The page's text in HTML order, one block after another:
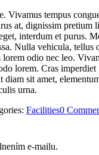
Vivamus tempus
at, dignissim pretium
interdum et purus.
Nulla vehicula, tellus
lorem odio nec leo.
lorem. Cras imperdiet
diam sit amet,
urna.
Facilities0
e-mailu.